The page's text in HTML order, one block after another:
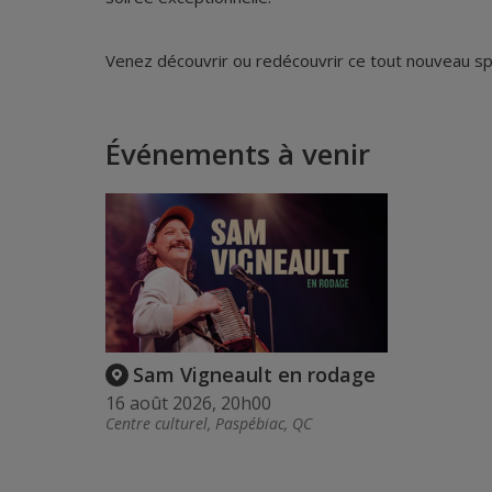
Venez découvrir ou redécouvrir ce tout nouveau
Événements à venir
Sam Vigneault en rodage
16 août 2026, 20h00
Centre culturel, Paspébiac, QC